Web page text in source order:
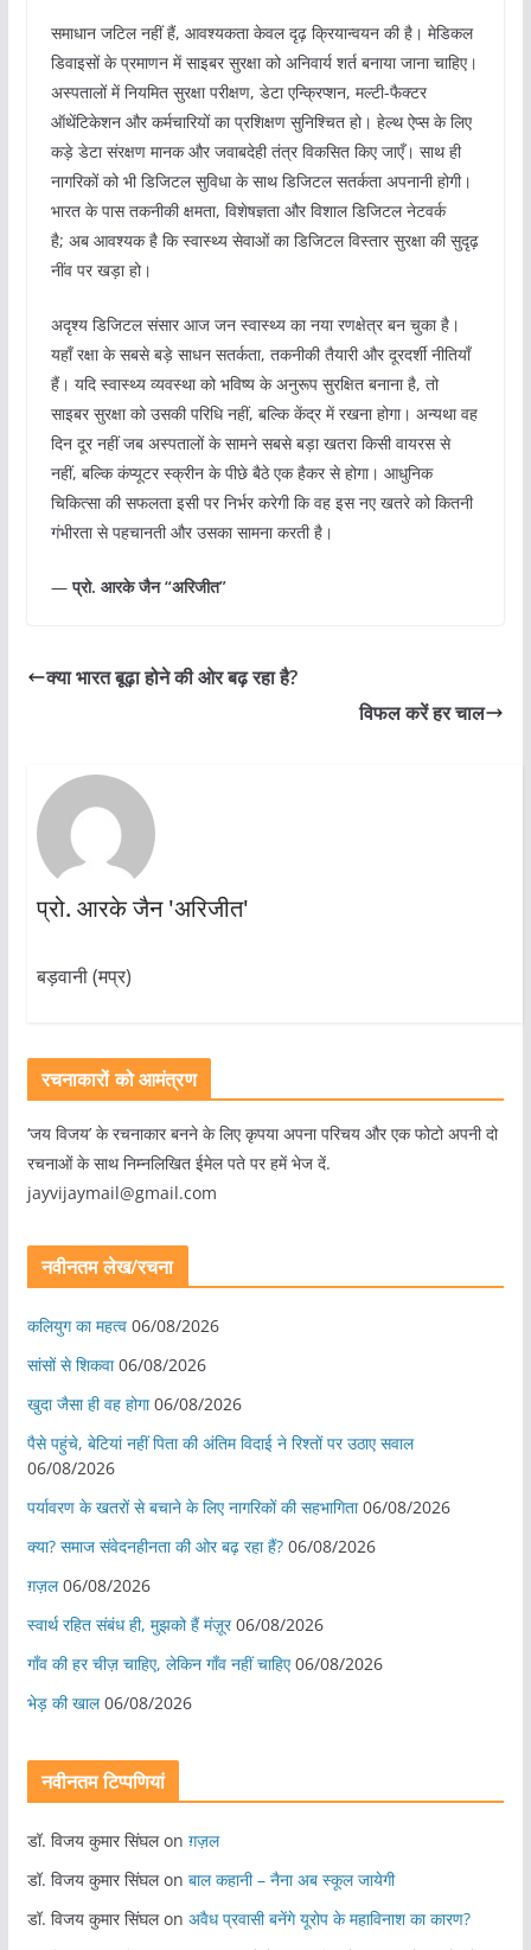
समाधान जटिल नहीं हैं, आवश्यकता केवल दृढ़ क्रियान्वयन की है। मेडिकल
डिवाइसों के प्रमाणन में साइबर सुरक्षा को अनिवार्य शर्त बनाया जाना चाहिए।
अस्पतालों में नियमित सुरक्षा परीक्षण, डेटा एन्क्रिप्शन, मल्टी-फैक्टर
ऑथेंटिकेशन और कर्मचारियों का प्रशिक्षण सुनिश्चित हो। हेल्थ ऐप्स के लिए
कड़े डेटा संरक्षण मानक और जवाबदेही तंत्र विकसित किए जाएँ। साथ ही
नागरिकों को भी डिजिटल सुविधा के साथ डिजिटल सतर्कता अपनानी होगी।
भारत के पास तकनीकी क्षमता, विशेषज्ञता और विशाल डिजिटल नेटवर्क
है; अब आवश्यक है कि स्वास्थ्य सेवाओं का डिजिटल विस्तार सुरक्षा की सुदृढ़
नींव पर खड़ा हो।
अदृश्य डिजिटल संसार आज जन स्वास्थ्य का नया रणक्षेत्र बन चुका है।
यहाँ रक्षा के सबसे बड़े साधन सतर्कता, तकनीकी तैयारी और दूरदर्शी नीतियाँ
हैं। यदि स्वास्थ्य व्यवस्था को भविष्य के अनुरूप सुरक्षित बनाना है, तो
साइबर सुरक्षा को उसकी परिधि नहीं, बल्कि केंद्र में रखना होगा। अन्यथा वह
दिन दूर नहीं जब अस्पतालों के सामने सबसे बड़ा खतरा किसी वायरस से
नहीं, बल्कि कंप्यूटर स्क्रीन के पीछे बैठे एक हैकर से होगा। आधुनिक
चिकित्सा की सफलता इसी पर निर्भर करेगी कि वह इस नए खतरे को कितनी
गंभीरता से पहचानती और उसका सामना करती है।
—प्रो. आरके जैन “अरिजीत”
क्या भारत बूढ़ा होने की ओर बढ़ रहा है?
विफल करें हर चाल
प्रो. आरके जैन 'अरिजीत'
बड़वानी (मप्र)
रचनाकारों को आमंत्रण
‘जय विजय’ के रचनाकार बनने के लिए कृपया अपना परिचय और एक फोटो अपनी दो
रचनाओं के साथ निम्नलिखित ईमेल पते पर हमें भेज दें.
jayvijaymail@gmail.com
नवीनतम लेख/रचना
कलियुग का महत्व 06/08/2026
सांसों से शिकवा 06/08/2026
खुदा जैसा ही वह होगा 06/08/2026
पैसे पहुंचे, बेटियां नहीं पिता की अंतिम विदाई ने रिश्तों पर उठाए सवाल
06/08/2026
पर्यावरण के खतरों से बचाने के लिए नागरिकों की सहभागिता 06/08/2026
क्या? समाज संवेदनहीनता की ओर बढ़ रहा हैं? 06/08/2026
ग़ज़ल 06/08/2026
स्वार्थ रहित संबंध ही, मुझको हैं मंज़ूर 06/08/2026
गाँव की हर चीज़ चाहिए, लेकिन गाँव नहीं चाहिए 06/08/2026
भेड़ की खाल 06/08/2026
नवीनतम टिप्पणियां
डॉ. विजय कुमार सिंघलon ग़ज़ल
डॉ. विजय कुमार सिंघलon बाल कहानी – नैना अब स्कूल जायेगी
डॉ. विजय कुमार सिंघलon अवैध प्रवासी बनेंगे यूरोप के महाविनाश का कारण?